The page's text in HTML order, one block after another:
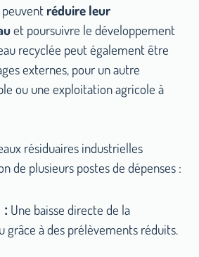
réduire leur
et poursuivre le développement
recyclée peut également être
externes, pour un autre
ou une exploitation agricole à
résiduaires industrielles
de plusieurs postes de dépenses :
Une baisse directe de la
grâce à des prélèvements réduits.